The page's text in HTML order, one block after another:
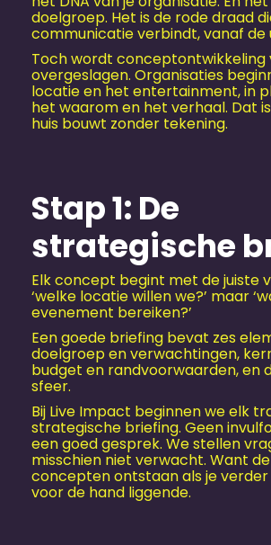
doelgroep. Het is de rode draad
communicatie verbindt, vanaf de
Toch wordt conceptontwikkeling
overgeslagen. Organisaties
locatie en het entertainment, in
het waarom en het verhaal. Dat
huis bouwt zonder tekening.
Stap 1: De
strategische
Elk concept begint met de juiste
‘welke locatie willen we?’ maar
evenement bereiken?’
Een goede briefing bevat zes
doelgroep en verwachtingen,
budget en randvoorwaarden, en
sfeer.
Bij Live Impact beginnen we elk
strategische briefing. Geen
een goed gesprek. We stellen
misschien niet verwacht. Want
concepten ontstaan als je
voor de hand liggende.